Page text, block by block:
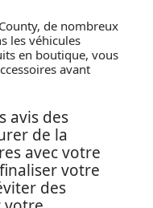
de nombreux
les véhicules
en boutique, vous
avant
avis des
de la
avec votre
votre
des